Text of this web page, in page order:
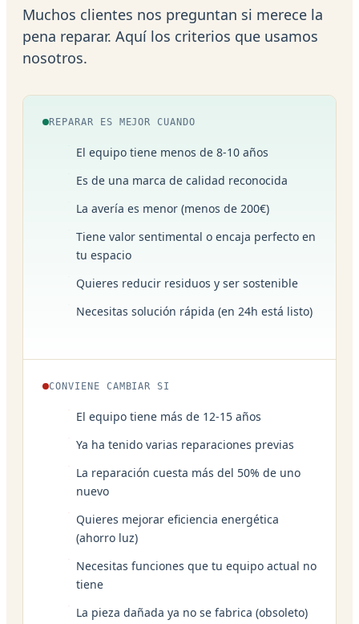
Muchos clientes nos preguntan si merece la
pena reparar. Aquí los criterios que usamos
nosotros.
REPARAR ES MEJOR CUANDO
El equipo tiene menos de 8-10 años
Es de una marca de calidad reconocida
La avería es menor (menos de 200€)
Tiene valor sentimental o encaja perfecto en
tu espacio
Quieres reducir residuos y ser sostenible
Necesitas solución rápida (en 24h está listo)
CONVIENE CAMBIAR SI
El equipo tiene más de 12-15 años
Ya ha tenido varias reparaciones previas
La reparación cuesta más del 50% de uno
nuevo
Quieres mejorar eficiencia energética
(ahorro luz)
Necesitas funciones que tu equipo actual no
tiene
La pieza dañada ya no se fabrica (obsoleto)